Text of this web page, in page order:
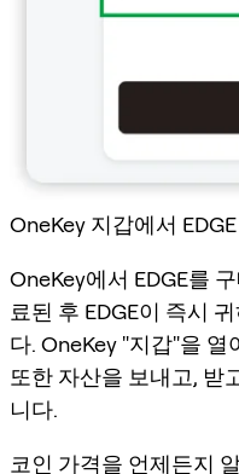
OneKey 지갑에서
OneKey에서 EDGE를
료된 후 EDGE이 즉시
다. OneKey "지갑"을
또한 자산을 보내고, 받
니다.
코인 가격을 언제든지